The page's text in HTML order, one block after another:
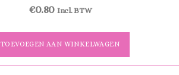
€0.80 Incl. BTW
TOEVOEGEN AAN WINKELWAGEN